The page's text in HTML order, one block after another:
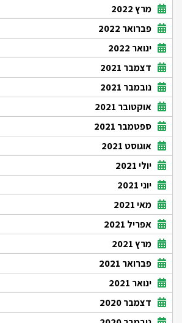
מרץ 2022
פברואר 2022
ינואר 2022
דצמבר 2021
נובמבר 2021
אוקטובר 2021
ספטמבר 2021
אוגוסט 2021
יולי 2021
יוני 2021
מאי 2021
אפריל 2021
מרץ 2021
פברואר 2021
ינואר 2021
דצמבר 2020